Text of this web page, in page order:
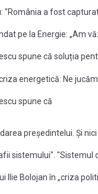
"România a fost
pe la Energie: „Am
la România”
spune că soluția
energetică: Ne
spune că
preşedintelui. Şi
sistemului". "Sistemul
secții. Nu-i spun mafie"
Ilie Bolojan în „criza